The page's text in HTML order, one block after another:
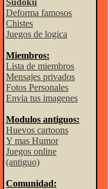
Sudoku
Deforma famosos
Chistes
Juegos de logica
Miembros:
Lista de miembros
Mensajes privados
Fotos Personales
Envia tus imagenes
Modulos antiguos:
Huevos cartoons
Y mas Humor
Juegos online
(antiguo)
Comunidad: